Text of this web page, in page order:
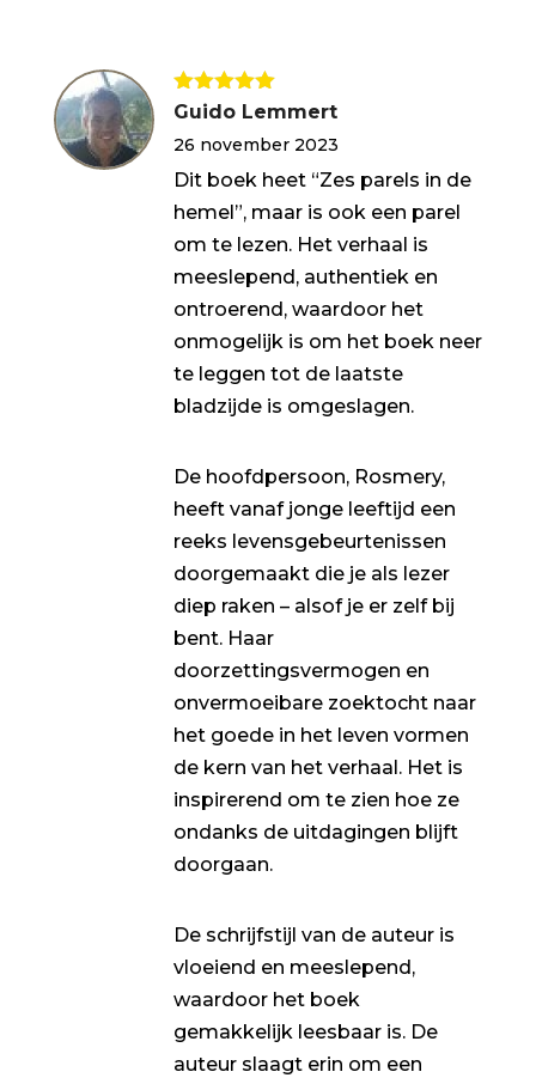
Gewaardeerd
Guido Lemmert
26 november 2023
Dit boek heet “Zes parels in de
hemel”, maar is ook een parel
om te lezen. Het verhaal is
meeslepend, authentiek en
ontroerend, waardoor het
onmogelijk is om het boek neer
te leggen tot de laatste
bladzijde is omgeslagen.
De hoofdpersoon, Rosmery,
heeft vanaf jonge leeftijd een
reeks levensgebeurtenissen
doorgemaakt die je als lezer
diep raken – alsof je er zelf bij
bent. Haar
doorzettingsvermogen en
onvermoeibare zoektocht naar
het goede in het leven vormen
de kern van het verhaal. Het is
inspirerend om te zien hoe ze
ondanks de uitdagingen blijft
doorgaan.
De schrijfstijl van de auteur is
vloeiend en meeslepend,
waardoor het boek
gemakkelijk leesbaar is. De
auteur slaagt erin om een